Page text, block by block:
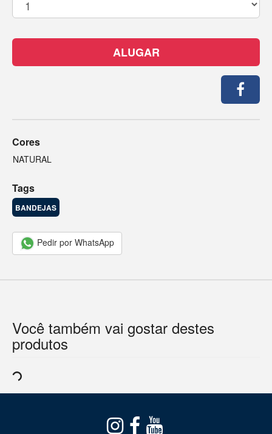
ALUGAR
Cores
NATURAL
Tags
BANDEJAS
Pedir por WhatsApp
Você também vai gostar destes
produtos